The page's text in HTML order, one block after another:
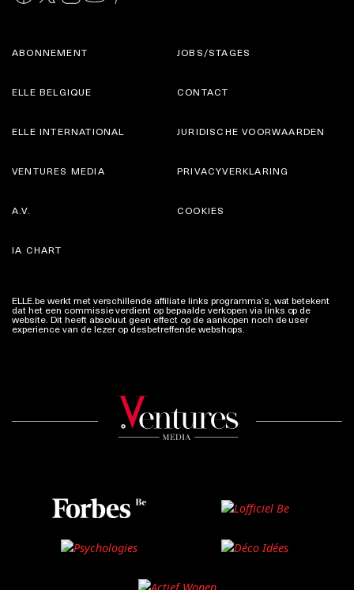
ABONNEMENT
ELLE BELGIQUE
JOBS/STAGES
CONTACT
ELLE INTERNATIONAL
VENTURES MEDIA
JURIDISCHE VOORWAARDEN
PRIVACYVERKLARING
A.V.
IA CHART
COOKIES
ELLE.be werkt met verschillende affiliate links programma’s, wat betekent
dat het een commissie verdient op bepaalde verkopen via links op de
website. Dit heeft absoluut geen effect op de aankopen noch de user
experience van de lezer op desbetreffende webshops.